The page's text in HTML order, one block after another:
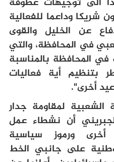
شريكا وداعما للفعالية
عن الخليل والقوى
في المحافظة، والتي
في المحافظة بالمناسبة
أية فعاليات
أخرى".
لمقاومة جدار
أن نشطاء عمل
ورموز سياسية
على جانبي الخط